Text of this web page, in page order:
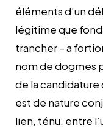
éléments d’un
légitime que
trancher – a
nom de dogmes
de la candidature
est de nature
lien, ténu, entre